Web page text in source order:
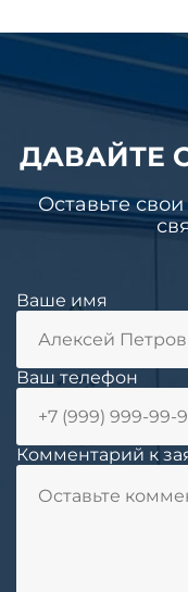
ДАВАЙТЕ
Оставьте
Ваше имя
Ваш телефон
Комментарий к